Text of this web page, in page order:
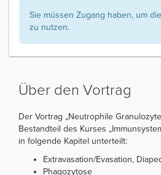
Sie müssen Zugang haben, um
zu nutzen.
Über den Vortrag
Der Vortrag „Neutrophile
Bestandteil des Kurses
in folgende Kapitel unterteilt:
Extravasation/Evasation,
Phagozytose